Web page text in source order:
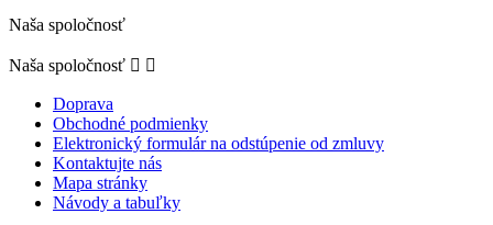
Naša spoločnosť
Naša spoločnosť  
Doprava
Obchodné podmienky
Elektronický formulár na odstúpenie od zmluvy
Kontaktujte nás
Mapa stránky
Návody a tabuľky